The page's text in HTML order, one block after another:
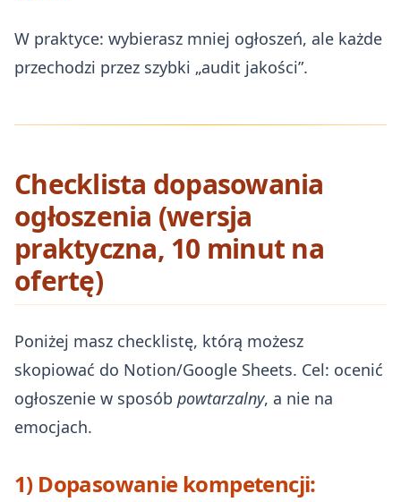
W praktyce: wybierasz mniej ogłoszeń, ale każde
przechodzi przez szybki „audit jakości”.
Checklista dopasowania
ogłoszenia (wersja
praktyczna, 10 minut na
ofertę)
Poniżej masz checklistę, którą możesz
skopiować do Notion/Google Sheets. Cel: ocenić
ogłoszenie w sposób powtarzalny, a nie na
emocjach.
1) Dopasowanie kompetencji: